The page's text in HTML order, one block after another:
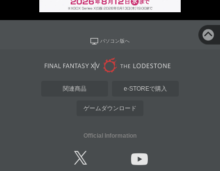
パソコン版へ
関連商品 e-STOREで購入
ゲームダウンロード
Official Information